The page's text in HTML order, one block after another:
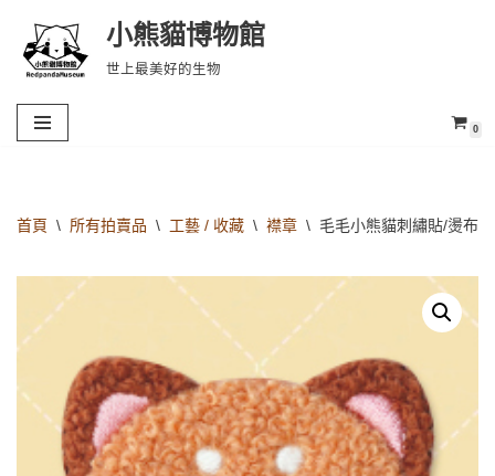
Skip
content
小熊貓博物館
世上最美好的生物
0
首頁 \ 所有拍賣品 \ 工藝 / 收藏 \ 襟章 \ 毛毛小熊貓刺繡貼/燙布貼